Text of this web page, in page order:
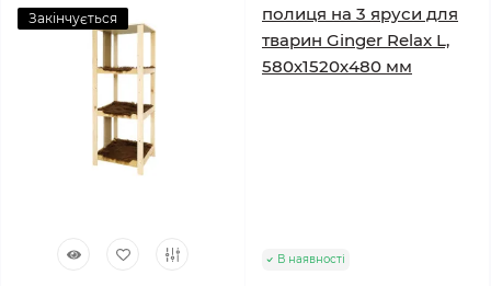
Закінчується
полиця на 3 яруси для
тварин Ginger Relax L,
580х1520х480 мм
В наявності